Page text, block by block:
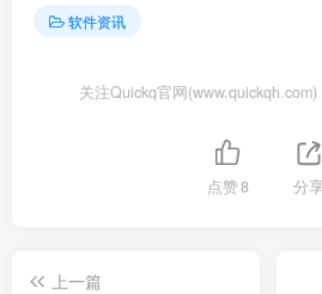
软件资讯
关注Quickq官网
点赞8 分
上一篇